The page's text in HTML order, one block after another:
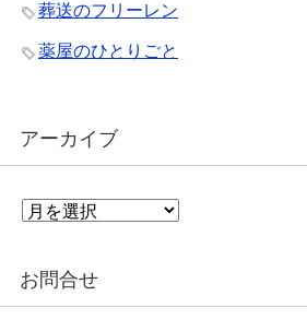
葬送のフリーレン
薬屋のひとりごと
アーカイブ
ア
イ
お問合せ